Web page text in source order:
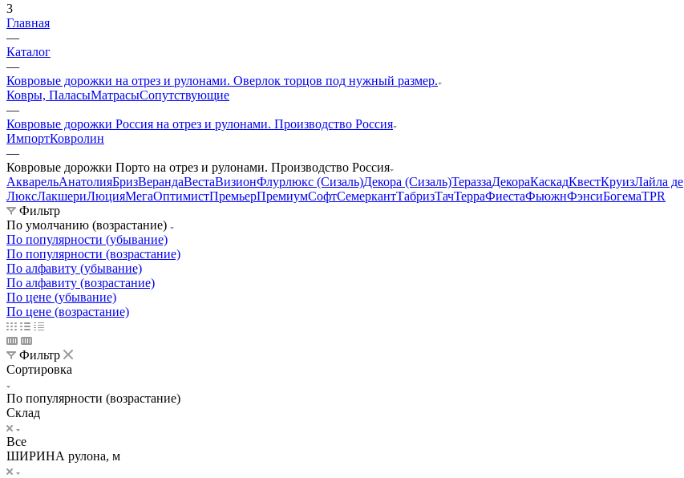
3
Главная
—
Каталог
—
Ковровые дорожки на отрез и рулонами. Оверлок торцов под нужный размер.
Ковры, ПаласыМатрасыСопутствующие
—
Ковровые дорожки Россия на отрез и рулонами. Производство Россия
ИмпортКовролин
—
Ковровые дорожки Порто на отрез и рулонами. Производство Россия
АкварельАнатолияБризВерандаВестаВизионФлурлюкс (Сизаль)Декора (Сизаль)ТераззаДекораКаскадКвестКруизЛайла де
ЛюксЛакшериЛюцияМегаОптимистПремьерПремиумСофтСемеркантТабризТачТерраФиестаФьюжнФэнсиБогемаTPR
Фильтр
По умолчанию (возрастание)
По популярности (убывание)
По популярности (возрастание)
По алфавиту (убывание)
По алфавиту (возрастание)
По цене (убывание)
По цене (возрастание)
Фильтр
Сортировка
По популярности (возрастание)
Склад
Все
ШИРИНА рулона, м